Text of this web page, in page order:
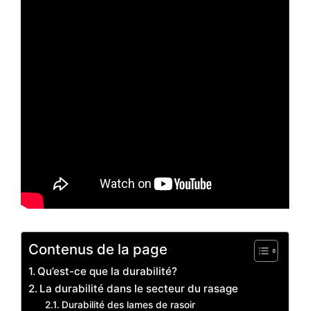
Contenus de la page
Qu’est-ce que la durabilité?
La durabilité dans le secteur du rasage
Durabilité des lames de rasoir